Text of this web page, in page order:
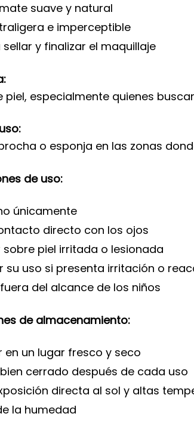
suave y natural
e imperceptible
y finalizar el maquillaje
piel, especialmente quienes
o esponja en las zonas
de uso:
únicamente
directo con los ojos
sobre piel irritada o lesionada
su uso si presenta irritación o
del alcance de los niños
de almacenamiento:
en un lugar fresco y seco
cerrado después de cada uso
directa al sol y altas
la humedad